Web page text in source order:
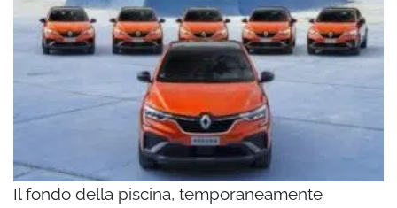
Il fondo della piscina, temporaneamente